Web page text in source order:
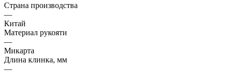
Страна производства
—
Китай
Материал рукояти
—
Микарта
Длина клинка, мм
—